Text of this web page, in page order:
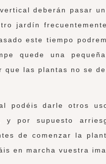
deberán pasar
jardín
este tiempo
quede una
las plantas no se
podéis darle otros
por supuesto
de comenzar la
en marcha vuestra